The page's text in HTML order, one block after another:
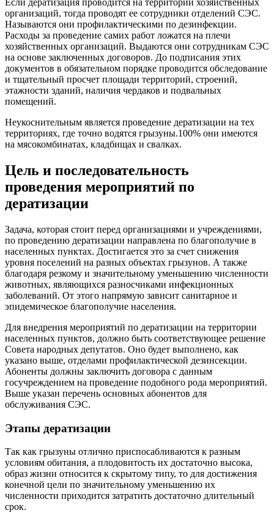
Если дератизация проводится на территории хозяйственных
организаций, тогда проводят ее сотрудники отделений СЭС.
Называются они профилактическими по дезинфекции.
Расходы за проведение самих работ ложатся на плечи
хозяйственных организаций. Выдаются они сотрудникам СЭС
на основе заключенных договоров. До подписания этих
документов в обязательном порядке проводится обследование
и тщательный просчет площади территорий, строений,
этажности зданий, наличия чердаков и подвальных
помещений.
Неукоснительным является проведение дератизации на тех
территориях, где точно водятся грызуны.100% они имеются
на мясокомбинатах, кладбищах и свалках.
Цель и последовательность
проведения мероприятий по
дератизации
Задача, которая стоит перед организациями и учреждениями,
по проведению дератизации направлена по благополучие в
населенных пунктах. Достигается это за счет снижения
уровня поселений на разных объектах грызунов. А также
благодаря резкому и значительному уменьшению численности
животных, являющихся разносчиками инфекционных
заболеваний. От этого напрямую зависит санитарное и
эпидемическое благополучие населения.
Для внедрения мероприятий по дератизации на территории
населенных пунктов, должно быть соответствующее решение
Совета народных депутатов. Оно будет выполнено, как
указано выше, отделами профилактической дезинсекции.
Абоненты должны заключить договора с данным
госучреждением на проведение подобного рода мероприятий.
Выше указан перечень основных абонентов для
обслуживания СЭС.
Этапы дератизации
Так как грызуны отлично приспосабливаются к разным
условиям обитания, а плодовитость их достаточно высока,
образ жизни относится к скрытому типу, то для достижения
конечной цели по значительному уменьшению их
численности приходится затратить достаточно длительный
срок.